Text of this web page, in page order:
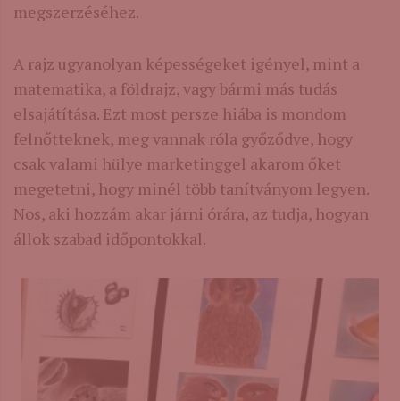
megszerzéséhez.
A rajz ugyanolyan képességeket igényel, mint a
matematika, a földrajz, vagy bármi más tudás
elsajátítása. Ezt most persze hiába is mondom
felnőtteknek, meg vannak róla győződve, hogy
csak valami hülye marketinggel akarom őket
megetetni, hogy minél több tanítványom legyen.
Nos, aki hozzám akar járni órára, az tudja, hogyan
állok szabad időpontokkal.